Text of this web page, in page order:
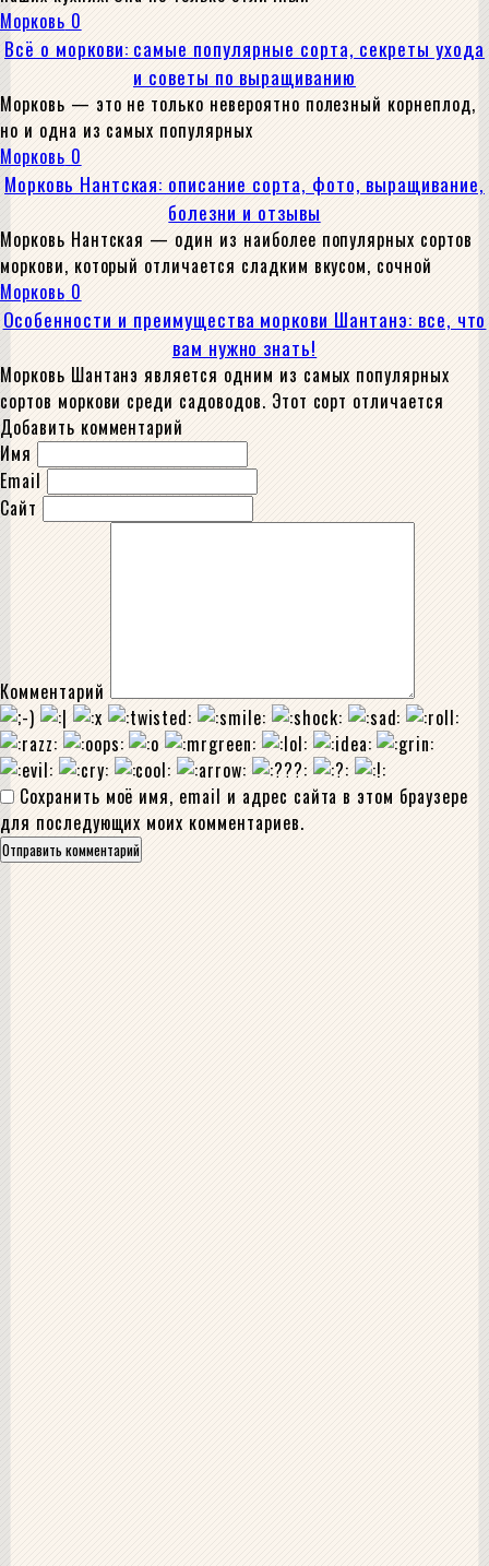
Морковь 0
Всё о моркови: самые популярные сорта, секреты ухода
и советы по выращиванию
Морковь — это не только невероятно полезный корнеплод,
но и одна из самых популярных
Морковь 0
Морковь Нантская: описание сорта, фото, выращивание,
болезни и отзывы
Морковь Нантская — один из наиболее популярных сортов
моркови, который отличается сладким вкусом, сочной
Морковь 0
Особенности и преимущества моркови Шантанэ: все, что
вам нужно знать!
Морковь Шантанэ является одним из самых популярных
сортов моркови среди садоводов. Этот сорт отличается
Добавить комментарий
Имя
Email
Сайт
Комментарий
Сохранить моё имя, email и адрес сайта в этом браузере
для последующих моих комментариев.